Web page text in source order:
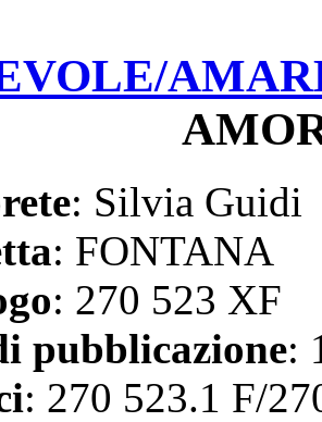
: Silvia Guidi
: FONTANA
: 270 523 XF
pubblicazione:
: 270 523.1 F/